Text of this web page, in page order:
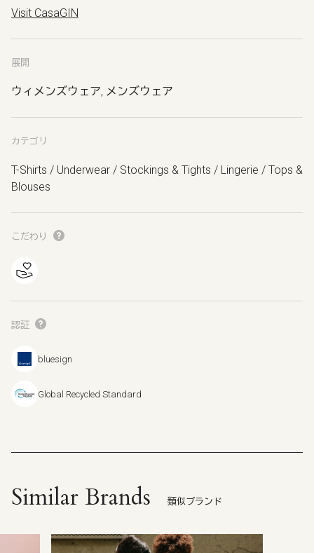
Visit CasaGIN
展開
ウィメンズウェア, メンズウェア
カテゴリ
T-Shirts / Underwear / Stockings & Tights / Lingerie / Tops &
Blouses
こだわり
認証
bluesign
Global Recycled Standard
Similar Brands 類似ブランド